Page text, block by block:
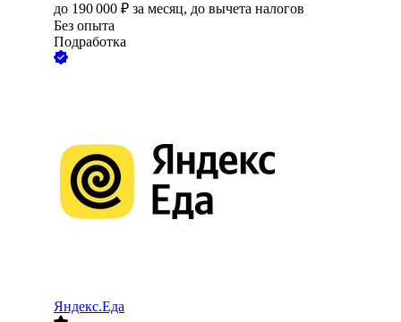
до 190 000 ₽ за месяц, до вычета налогов
Без опыта
Подработка
Яндекс.Еда